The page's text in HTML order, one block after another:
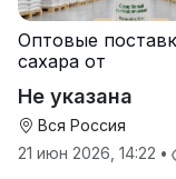
Оптовые
сахара от
Хохольский
комбинат
Не указана
Вся Россия
21 июн 2026, 14:22 •